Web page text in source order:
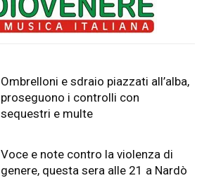
Ombrelloni e sdraio piazzati all’alba,
proseguono i controlli con
sequestri e multe
Voce e note contro la violenza di
genere, questa sera alle 21 a Nardò